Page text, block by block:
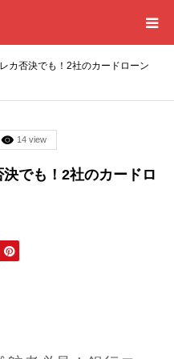
カ否決でも！2社のカードローン
14 view
決でも！2社のカードロ